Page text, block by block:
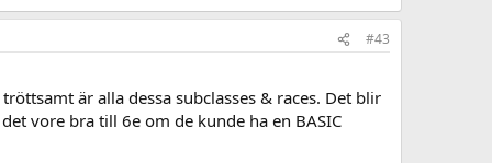
#43
är alla dessa subclasses & races. Det blir
vore bra till 6e om de kunde ha en BASIC